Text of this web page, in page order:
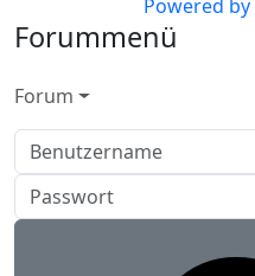
Powered by
Forummenü
Forum